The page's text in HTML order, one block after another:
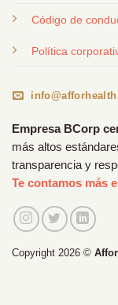
Código de
Política
Empresa BCorp
más altos
transparencia y
Te contamos más
Copyright 2026 ©